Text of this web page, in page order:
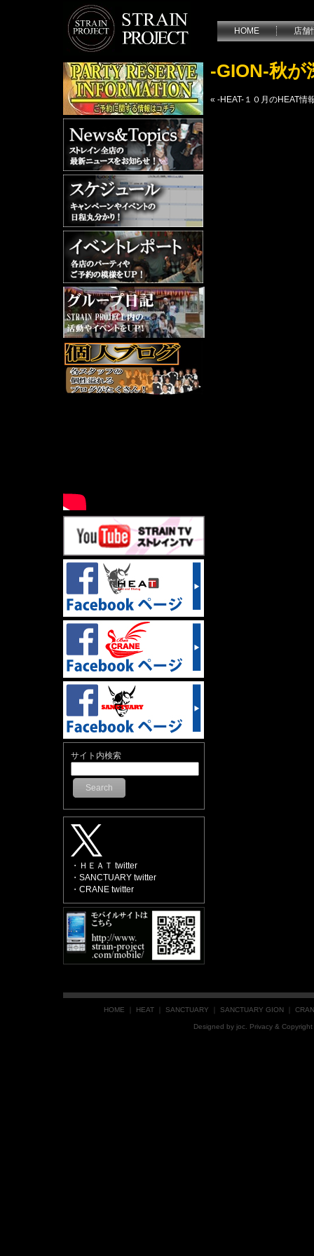
HOME 店舗
サイト内検索
Search
・ＨＥＡＴ twitter
・SANCTUARY twitter
・CRANE twitter
-GION-秋が
« -HEAT-１０月のHEAT情
HOME HEAT SANCTUARY SANCTUARY GION
Designed by joc . Privacy &